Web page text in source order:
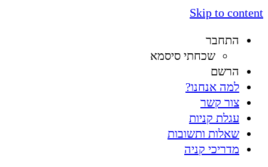
Skip to content
התחבר
שכחתי סיסמא
הרשם
למה אנחנו?
צור קשר
עגלת קניות
שאלות ותשובות
מדריכי קניה